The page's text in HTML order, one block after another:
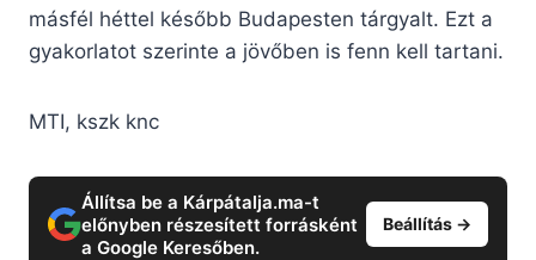
másfél héttel később Budapesten tárgyalt. Ezt a
gyakorlatot szerinte a jövőben is fenn kell tartani.
MTI, kszk knc
Állítsa be a Kárpátalja.ma-t
előnyben részesített forrásként
a Google Keresőben.
Beállítás →